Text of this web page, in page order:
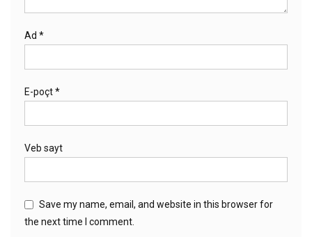
Ad *
E-poçt*
Veb sayt
Save my name, email, and website in this browser for
the next time I comment.